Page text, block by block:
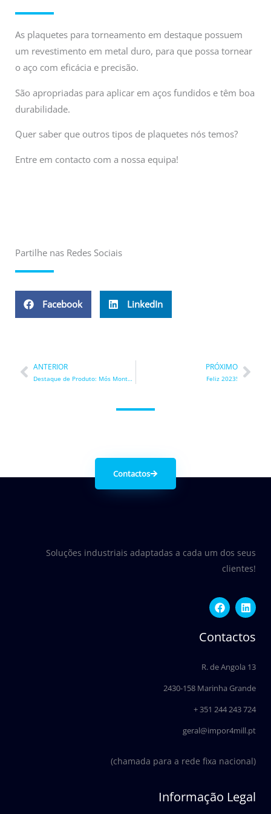
As plaquetes para torneamento em destaque possuem
um revestimento em metal duro, para que possa tornear
o aço com eficácia e precisão.
São apropriadas para aplicar em aços fundidos e têm boa
durabilidade.
Quer saber que outros tipos de plaquetes nós temos?
Entre em contacto com a nossa equipa!
Partilhe nas Redes Sociais
Facebook LinkedIn
ANTERIOR
Destaque de Produto: Mós Montadas
PRÓXIMO
Feliz 2023!
Contactos
Soluções industriais adaptadas a cada um dos seus
clientes!
F
a
c
e
b
o
k
L
i
n
k
e
i
n
Contactos
R. de Angola 13
2430-158 Marinha Grande
+ 351 244 243 724
geral@impor4mill.pt
(chamada para a rede fixa nacional)
Informação Legal